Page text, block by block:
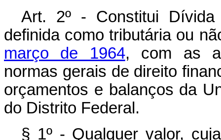
Art. 2º - Constitui
definida como tributária ou
março de 1964, com as
normas gerais de direito
orçamentos e balanços da
do Distrito Federal.
§ 1º - Qualquer valor,